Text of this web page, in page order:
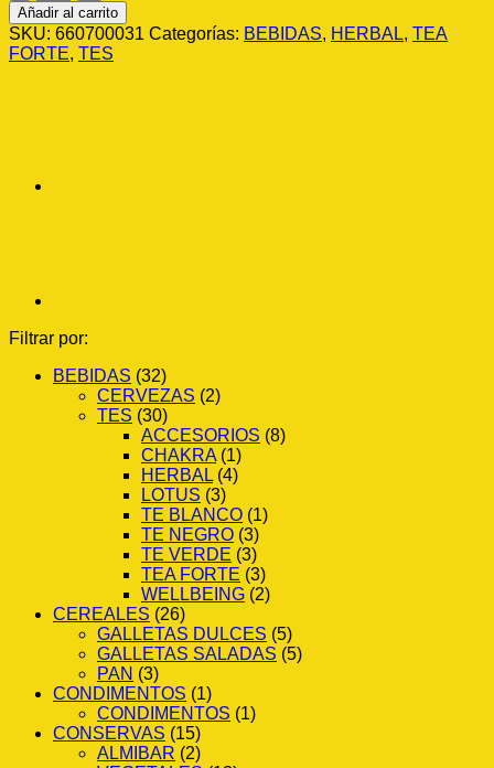
TEA
ASSORTMENT
PRESENTATION
BOX
Añadir al carrito
SKU: 660700031 Categorías: BEBIDAS, HERBAL, TEA
FORTE, TES
Filtrar por:
BEBIDAS (32)
CERVEZAS (2)
TES (30)
ACCESORIOS (8)
CHAKRA (1)
HERBAL (4)
LOTUS (3)
TE BLANCO (1)
TE NEGRO (3)
TE VERDE (3)
TEA FORTE (3)
WELLBEING (2)
CEREALES (26)
GALLETAS DULCES (5)
GALLETAS SALADAS (5)
PAN (3)
CONDIMENTOS (1)
CONDIMENTOS (1)
CONSERVAS (15)
ALMIBAR (2)